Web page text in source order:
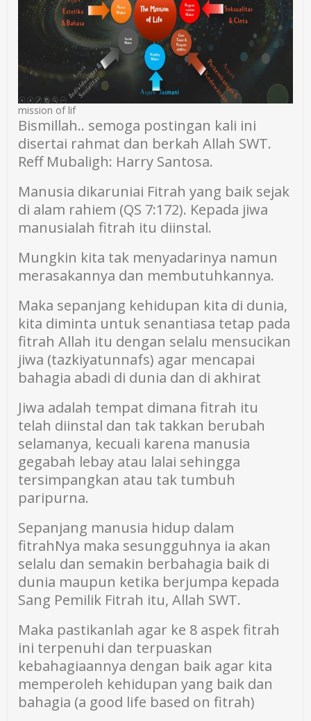
mission of lif
Bismillah.. semoga postingan kali ini
disertai rahmat dan berkah Allah SWT.
Reff Mubaligh: Harry Santosa.
Manusia dikaruniai Fitrah yang baik sejak
di alam rahiem (QS 7:172). Kepada jiwa
manusialah fitrah itu diinstal.
Mungkin kita tak menyadarinya namun
merasakannya dan membutuhkannya.
Maka sepanjang kehidupan kita di dunia,
kita diminta untuk senantiasa tetap pada
fitrah Allah itu dengan selalu mensucikan
jiwa (tazkiyatunnafs) agar mencapai
bahagia abadi di dunia dan di akhirat
Jiwa adalah tempat dimana fitrah itu
telah diinstal dan tak takkan berubah
selamanya, kecuali karena manusia
gegabah lebay atau lalai sehingga
tersimpangkan atau tak tumbuh
paripurna.
Sepanjang manusia hidup dalam
fitrahNya maka sesungguhnya ia akan
selalu dan semakin berbahagia baik di
dunia maupun ketika berjumpa kepada
Sang Pemilik Fitrah itu, Allah SWT.
Maka pastikanlah agar ke 8 aspek fitrah
ini terpenuhi dan terpuaskan
kebahagiaannya dengan baik agar kita
memperoleh kehidupan yang baik dan
bahagia (a good life based on fitrah)